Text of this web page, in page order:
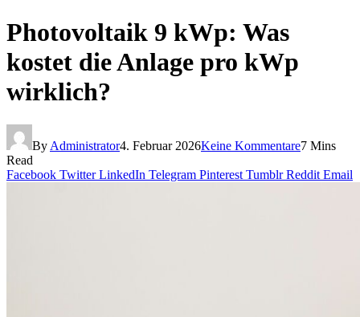
Photovoltaik 9 kWp: Was
kostet die Anlage pro kWp
wirklich?
By Administrator4. Februar 2026Keine Kommentare7 Mins
Read
Facebook Twitter LinkedIn Telegram Pinterest Tumblr Reddit Email